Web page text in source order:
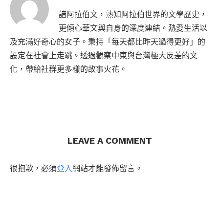
諳阿拉伯文，熟知阿拉伯世界的文學歷史，
更傾心華文與自身的深度連結。熱愛生活以
及充滿好奇心的女子。秉持「每天都比昨天過得更好」的
設定在社會上走跳。透過觀察中東與台灣極大反差的文
化，帶給社群更多樣的故事火花。
LEAVE A COMMENT
很抱歉，必須登入網站才能發佈留言。